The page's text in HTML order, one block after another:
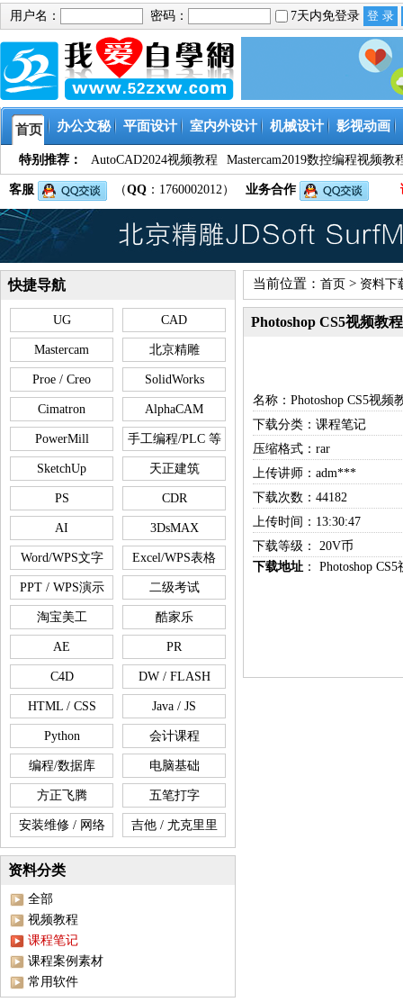
用户名： 密码： 7天内免登录
首页 办公文秘 平面设计 室内外设计 机械设计 影视动画
特别推荐： AutoCAD2024视频教程 Mastercam2019数控编程视频教
客服 （QQ ：1760002012） 业务合作
快捷导航
UG CAD
Mastercam 北京精雕
Proe / Creo SolidWorks
Cimatron AlphaCAM
PowerMill 手工编程/PLC 等
SketchUp 天正建筑
PS CDR
AI 3DsMAX
Word/WPS文字 Excel/WPS表格
PPT / WPS演示 二级考试
淘宝美工 酷家乐
AE PR
C4D DW / FLASH
HTML / CSS Java / JS
Python 会计课程
编程/数据库 电脑基础
方正飞腾 五笔打字
安装维修 / 网络 吉他 / 尤克里里
资料分类
全部
视频教程
课程笔记
课程案例素材
常用软件
当前位置： 首页 > 资料下
Photoshop CS5视频教
名称：Photoshop CS5视频
下载分类：课程笔记
压缩格式：rar
上传讲师：adm***
下载次数：44182
上传时间：13:30:47
下载等级： 20V币
下载地址 ： Photoshop